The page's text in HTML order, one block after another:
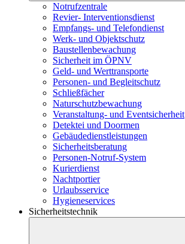
Notrufzentrale
Revier- Interventionsdienst
Empfangs- und Telefondienst
Werk- und Objektschutz
Baustellenbewachung
Sicherheit im ÖPNV
Geld- und Werttransporte
Personen- und Begleitschutz
Schließfächer
Naturschutzbewachung
Veranstaltung- und Eventsicherheit
Detektei und Doormen
Gebäudedienstleistungen
Sicherheitsberatung
Personen-Notruf-System
Kurierdienst
Nachtportier
Urlaubsservice
Hygieneservices
Sicherheitstechnik